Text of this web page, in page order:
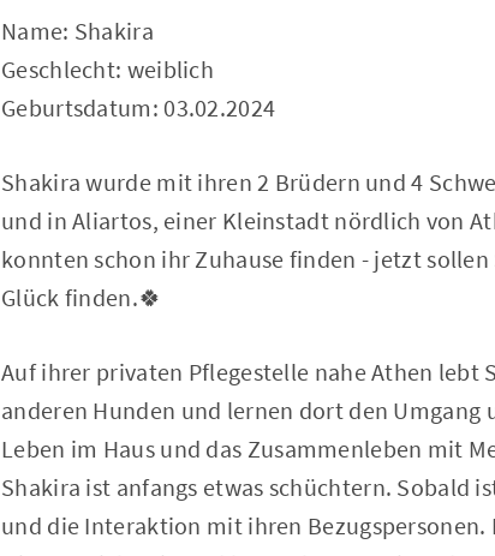
Name: Shakira
Geschlecht: weiblich
Geburtsdatum: 03.02.2024
Shakira wurde mit ihren 2 Brüdern und 4
und in Aliartos, einer Kleinstadt nördlich von
konnten schon ihr Zuhause finden - jetzt
Glück finden.🍀
Auf ihrer privaten Pflegestelle nahe Athen
anderen Hunden und lernen dort den
Leben im Haus und das Zusammenleben mit
Shakira ist anfangs etwas schüchtern. Sobald
und die Interaktion mit ihren